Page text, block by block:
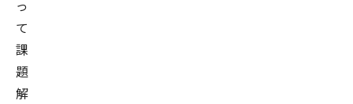
っ
て
課
題
解